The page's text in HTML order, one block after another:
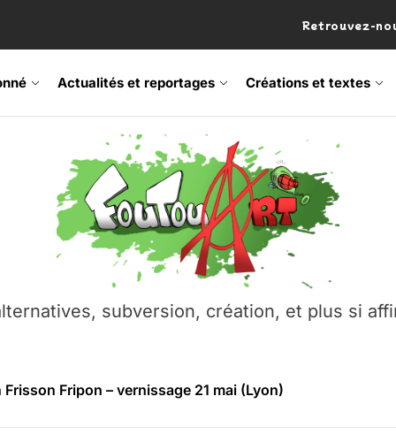
Retrouvez-
Actualités et reportages Créations et textes
subversion, création, et plus si
Fripon – vernissage 21 mai (Lyon)
Festival – Samedi 18 juillet (Vaulx-en-Velin)
– Ŝtono, un livre réalisé par Michaël Moretti & Pierre
contre l’A412 à l’Établi (Haute-Savoie)
Fripon – vernissage 21 mai (Lyon)
Festival – Samedi 18 juillet (Vaulx-en-Velin)